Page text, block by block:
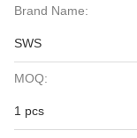
Brand Name:
SWS
MOQ:
1 pcs